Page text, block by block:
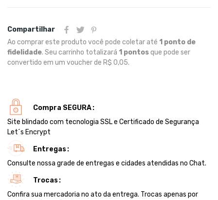
Compartilhar
Ao comprar este produto você pode coletar até 1 ponto de
fidelidade. Seu carrinho totalizará 1 pontosque pode ser
convertido em um voucher de R$ 0,05.
Compra SEGURA
Site blindado com tecnologia SSL e Certificado de Segurança
Let´s Encrypt
Entregas
Consulte nossa grade de entregas e cidades atendidas no Chat.
Trocas
Confira sua mercadoria no ato da entrega. Trocas apenas por